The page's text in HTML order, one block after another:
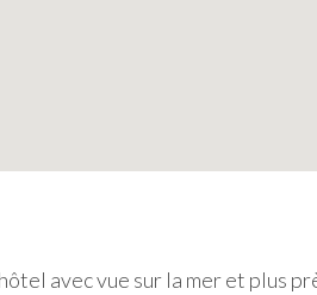
avec vue sur la mer et plus